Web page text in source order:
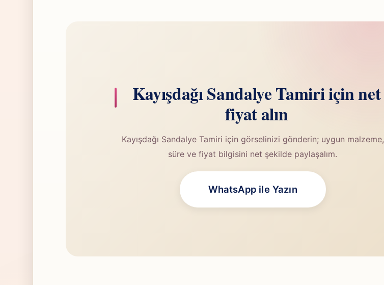
Kayışdağı Sandalye Tamiri için net
fiyat alın
Kayışdağı Sandalye Tamiri için görselinizi gönderin; uygun malzeme,
süre ve fiyat bilgisini net şekilde paylaşalım.
WhatsApp ile Yazın